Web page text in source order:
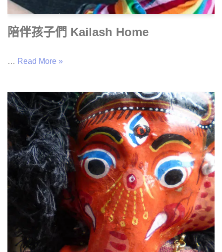
陪伴孩子們 Kailash Home
… Read More »